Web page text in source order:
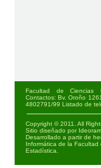
Facultad de Ciencias
Contactos: Bv. Oroño
4802791/99 Listado de
Copyright © 2011. All
Sitio diseñado por
Desarrollado a partir de
Informática de la
Estadística.